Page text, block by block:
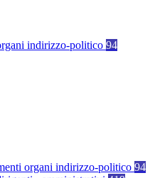
indirizzo-politico 94
organi indirizzo-politico 94